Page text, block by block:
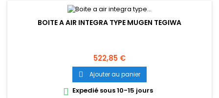
BOITE A AIR INTEGRA TYPE MUGEN TEGIWA
Prix
522,85 €
 Ajouter au panier
 Expedié sous 10-15 jours